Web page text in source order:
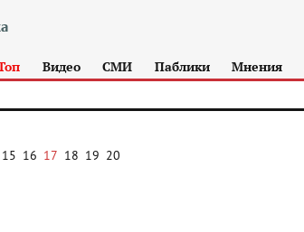
Видео СМИ Паблики Мнения
15 16 17 18 19 20